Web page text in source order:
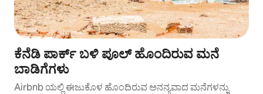
ಕೆನೆಡಿ ಪಾರ್ಕ್ ಬಳಿ ಪೂಲ್ ಹೊಂದಿರುವ ಮನೆ
ಬಾಡಿಗೆಗಳು
Airbnb ಯಲ್ಲಿ ಈಜುಕೊಳ ಹೊಂದಿರುವ ಅನನ್ಯವಾದ ಮನೆಗಳನ್ನು